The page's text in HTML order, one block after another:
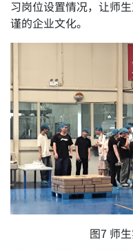
习岗位设置情况，让师
谨的企业文化。
图7 师